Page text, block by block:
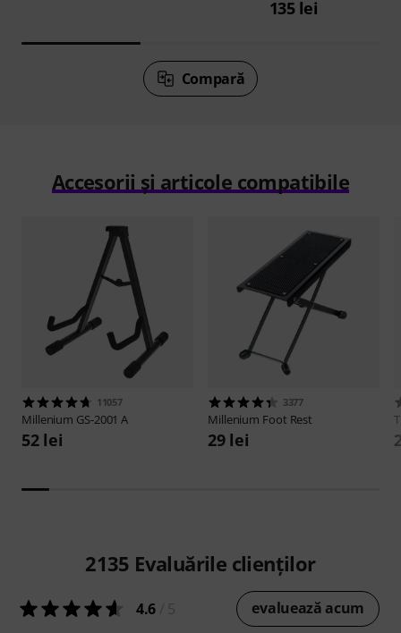
135 lei
Compară
Accesorii și articole compatibile
11057
Millenium GS-2001 A
52 lei
3377
Millenium Foot Rest
29 lei
2135 Evaluările clienților
4.6 evaluează acum